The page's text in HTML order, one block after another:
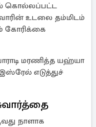
கொல்லப்பட்ட
உடலை தம்மிடம்
கோரிக்கை
மரணித்த யஹ்யா
எடுத்துச்
நாளாக